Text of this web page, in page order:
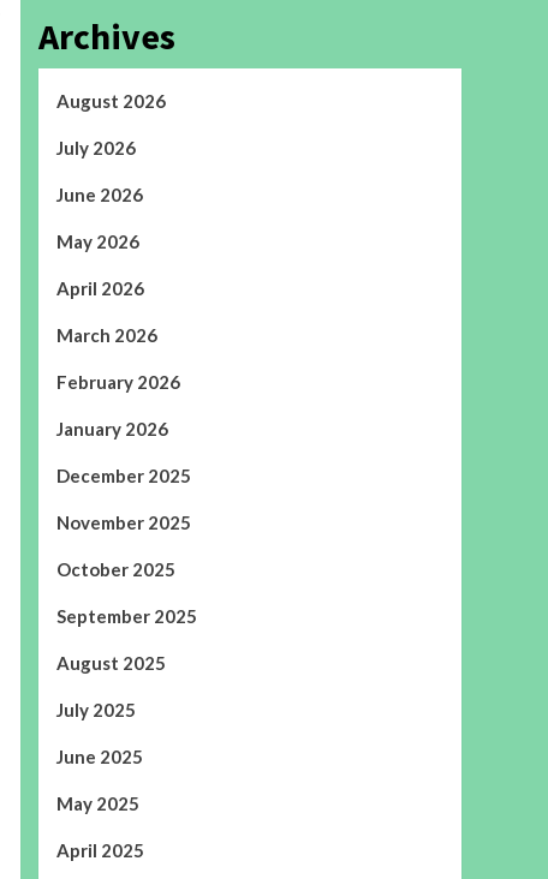
Archives
August 2026
July 2026
June 2026
May 2026
April 2026
March 2026
February 2026
January 2026
December 2025
November 2025
October 2025
September 2025
August 2025
July 2025
June 2025
May 2025
April 2025